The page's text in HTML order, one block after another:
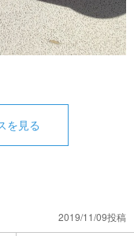
を見る
2019/11/09投稿